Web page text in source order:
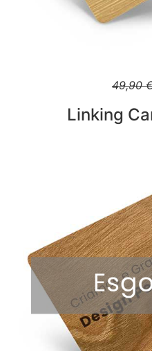
49,90
Linking